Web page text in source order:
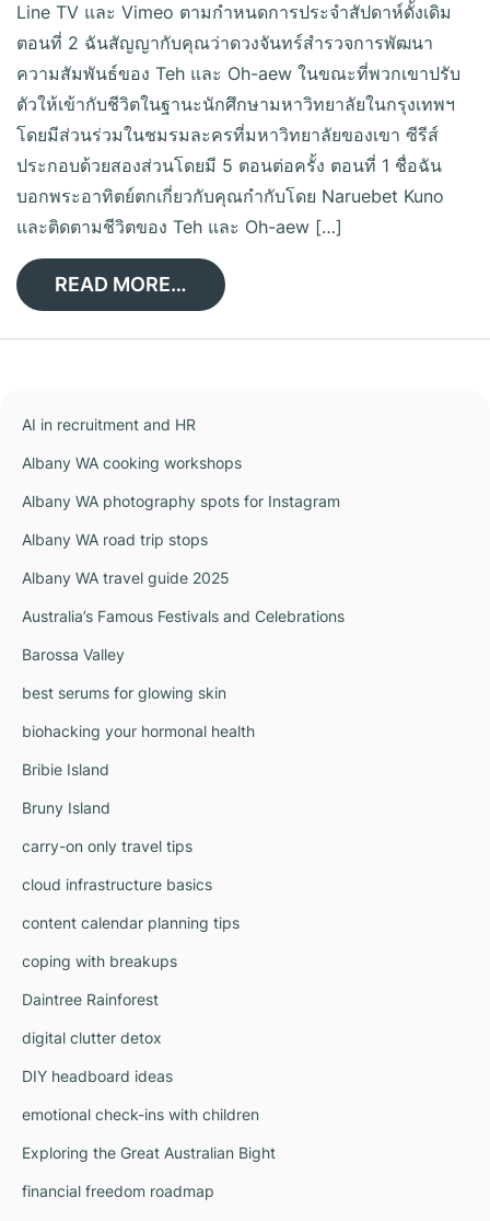
Line TV และ Vimeo ตามกำหนดการประจำสัปดาห์ดั้งเดิม
ตอนที่ 2 ฉันสัญญากับคุณว่าดวงจันทร์สำรวจการพัฒนา
ความสัมพันธ์ของ Teh และ Oh-aew ในขณะที่พวกเขาปรับ
ตัวให้เข้ากับชีวิตในฐานะนักศึกษามหาวิทยาลัยในกรุงเทพฯ
โดยมีส่วนร่วมในชมรมละครที่มหาวิทยาลัยของเขา ซีรีส์
ประกอบด้วยสองส่วนโดยมี 5 ตอนต่อครั้ง ตอนที่ 1 ชื่อฉัน
บอกพระอาทิตย์ตกเกี่ยวกับคุณกำกับโดย Naruebet Kuno
และติดตามชีวิตของ Teh และ Oh-aew […]
READ MORE…
AI in recruitment and HR
Albany WA cooking workshops
Albany WA photography spots for Instagram
Albany WA road trip stops
Albany WA travel guide 2025
Australia’s Famous Festivals and Celebrations
Barossa Valley
best serums for glowing skin
biohacking your hormonal health
Bribie Island
Bruny Island
carry-on only travel tips
cloud infrastructure basics
content calendar planning tips
coping with breakups
Daintree Rainforest
digital clutter detox
DIY headboard ideas
emotional check-ins with children
Exploring the Great Australian Bight
financial freedom roadmap